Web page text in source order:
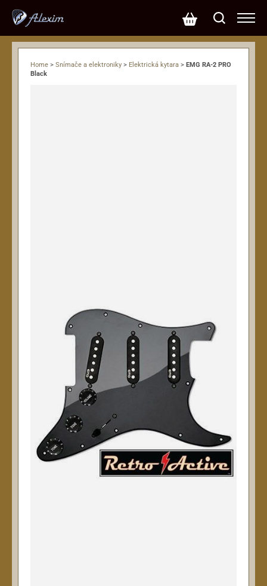
Home > Snímače a elektroniky > Elektrická kytara > EMG RA-2 PRO
Black